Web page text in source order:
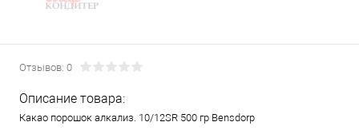
Отзывов: 0
Описание товара:
Какао порошок алкализ. 10/12SR 500 гр Bensdorp